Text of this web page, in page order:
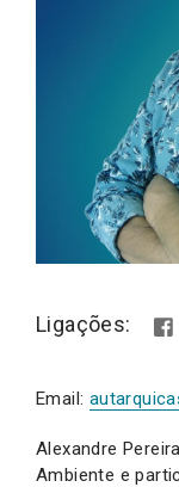
Ligações:
Email:
Alexandre
Ambiente e